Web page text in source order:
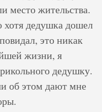
место жительства.
хотя дедушка дошел
это никак
жизни, я
дедушку.
об этом дают мне